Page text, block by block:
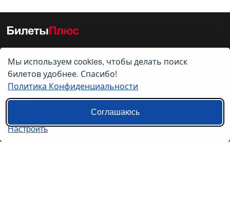
О нас
О компании
Контакты
Пользовательское соглашение
Мы используем cookies, чтобы делать поиск
билетов удобнее. Спасибо!
Политика Конфиденциальности
Соглашаюсь
Настроить